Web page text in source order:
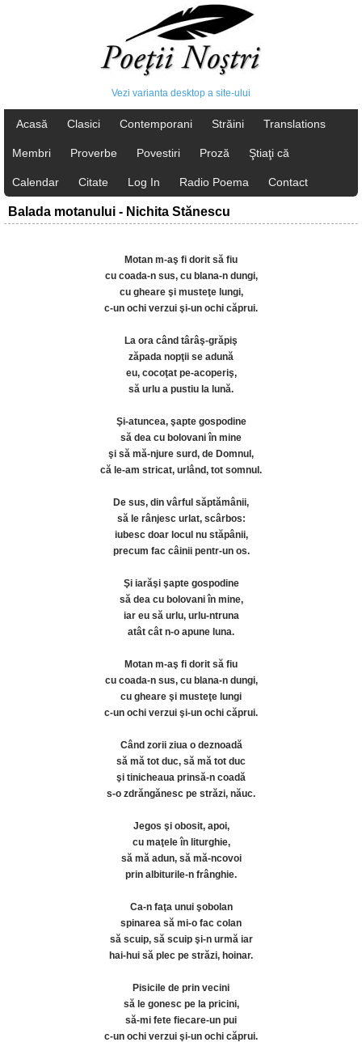
Vezi varianta desktop a site-ului
Acasă Clasici Contemporani Străini Translations
Membri Proverbe Povestiri Proză Ştiaţi că
Calendar Citate Log In Radio Poema Contact
Balada motanului - Nichita Stănescu
Motan m-aş fi dorit să fiu
cu coada-n sus, cu blana-n dungi,
cu gheare şi musteţe lungi,
c-un ochi verzui şi-un ochi căprui.
La ora când târâş-grăpiş
zăpada nopţii se adună
eu, cocoţat pe-acoperiş,
să urlu a pustiu la lună.
Şi-atuncea, şapte gospodine
să dea cu bolovani în mine
şi să mă-njure surd, de Domnul,
că le-am stricat, urlând, tot somnul.
De sus, din vârful săptămânii,
să le rânjesc urlat, scârbos:
iubesc doar locul nu stăpânii,
precum fac câinii pentr-un os.
Şi iarăşi şapte gospodine
să dea cu bolovani în mine,
iar eu să urlu, urlu-ntruna
atât cât n-o apune luna.
Motan m-aş fi dorit să fiu
cu coada-n sus, cu blana-n dungi,
cu gheare şi musteţe lungi
c-un ochi verzui şi-un ochi căprui.
Când zorii ziua o deznoadă
să mă tot duc, să mă tot duc
şi tinicheaua prinsă-n coadă
s-o zdrăngănesc pe străzi, năuc.
Jegos şi obosit, apoi,
cu maţele în liturghie,
să mă adun, să mă-ncovoi
prin albiturile-n frânghie.
Ca-n faţa unui şobolan
spinarea să mi-o fac colan
să scuip, să scuip şi-n urmă iar
hai-hui să plec pe străzi, hoinar.
Pisicile de prin vecini
să le gonesc pe la pricini,
să-mi fete fiecare-un pui
c-un ochi verzui şi-un ochi căprui.